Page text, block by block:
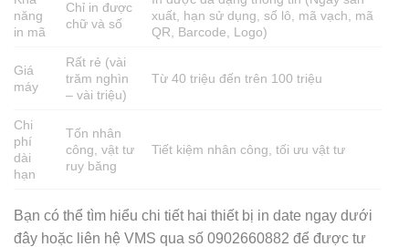
năng
in mã
Chỉ in được
chữ và số
xuất, hạn sử dụng, số lô, mã vạch, mã
QR, Barcode, Logo)
Giá
máy
Rất rẻ (vài
trăm nghìn
– vài triệu)
Từ 40 triệu đến trên 100 triệu
Chi
phí
dài
hạn
Tốn nhân
công, vật tư
ruy băng
Tiết kiệm nhân công, tối ưu vật tư
Bạn có thể tìm hiểu chi tiết hai thiết bị in date ngay dưới
đây hoặc liên hệ VMS qua số 0902660882 để được tư